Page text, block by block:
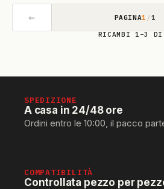
← PAGINA1 /1
RICAMBI 1–3
SPEDIZIONE
A casa in 24/48 ore
Ordini entro le 10:00, il pacco
COMPATIBILITÀ
Controllata pezzo per